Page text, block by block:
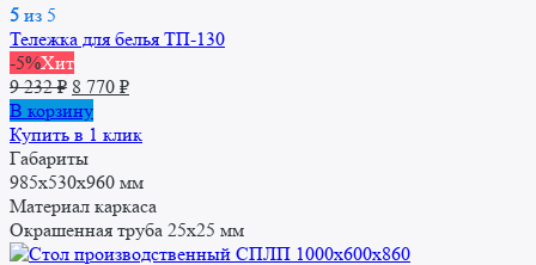
5 из 5
Тележка для белья ТП-130
-5%Хит
9 232₽ Первоначальная
цена
составляла
9
232 ₽.
8 770 ₽Текущая
8
В корзину
Купить в 1 клик
Габариты
985х530х960 мм
Материал каркаса
Окрашенная труба 25x25 мм